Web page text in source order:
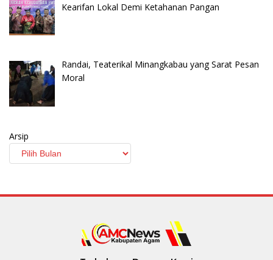
Kearifan Lokal Demi Ketahanan Pangan
Randai, Teaterikal Minangkabau yang Sarat Pesan
Moral
Arsip